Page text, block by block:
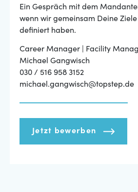
Ein Gespräch mit dem
wenn wir gemeinsam Deine Ziele
definiert haben.
Career Manager | Facility
Michael Gangwisch
030 / 516 958 3152
michael.gangwisch@topstep.de
Jetzt bewerben